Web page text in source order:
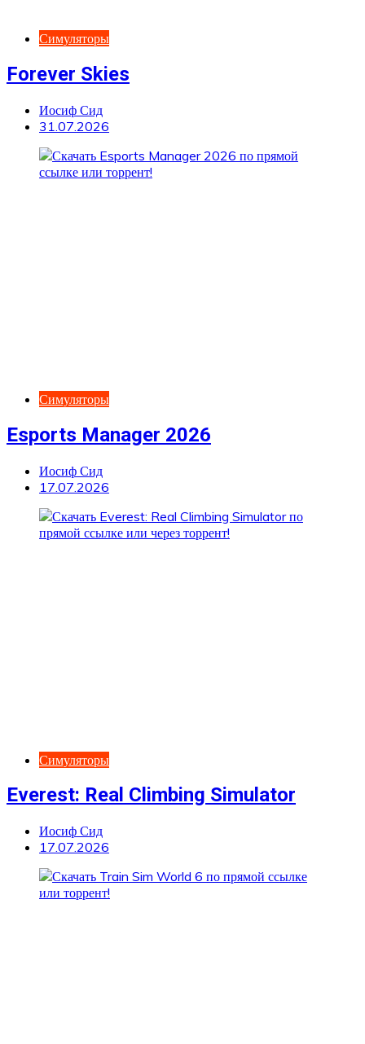
Симуляторы
Forever Skies
Иосиф Сид
31.07.2026
Симуляторы
Esports Manager 2026
Иосиф Сид
17.07.2026
Симуляторы
Everest: Real Climbing Simulator
Иосиф Сид
17.07.2026